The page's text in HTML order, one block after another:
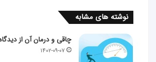
نوشته های مشابه
چاقی و درمان آن از
۱۴۰۲-۰۹-۰۷